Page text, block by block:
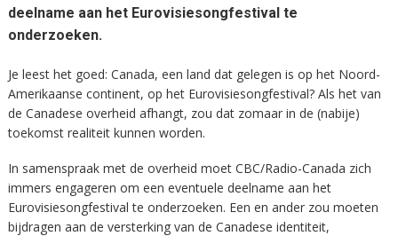
deelname aan het Eurovisiesongfestival te
onderzoeken.
Je leest het goed: Canada, een land dat gelegen is op het Noord-
Amerikaanse continent, op het Eurovisiesongfestival? Als het van
de Canadese overheid afhangt, zou dat zomaar in de (nabije)
toekomst realiteit kunnen worden.
In samenspraak met de overheid moet CBC/Radio-Canada zich
immers engageren om een eventuele deelname aan het
Eurovisiesongfestival te onderzoeken. Een en ander zou moeten
bijdragen aan de versterking van de Canadese identiteit,